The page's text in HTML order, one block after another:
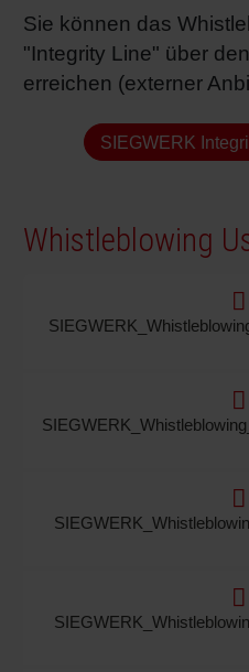
Sie können das
"Integrity Line" über
erreichen (externer
SIEGWERK
Whistleblowing